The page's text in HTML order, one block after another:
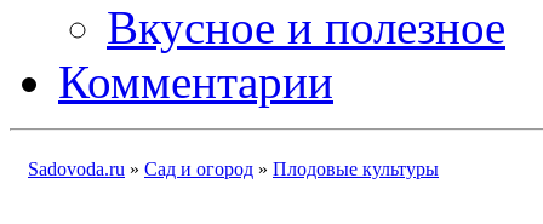
Вкусное и полезное
Комментарии
Sadovoda.ru » Сад и огород » Плодовые культуры